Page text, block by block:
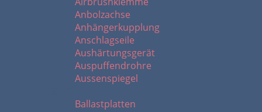
Anbolzachse
Anhängerkupplung
Anschlagseile
Aushärtungsgerät
Auspuffendrohre
Aussenspiegel
Ballastplatten